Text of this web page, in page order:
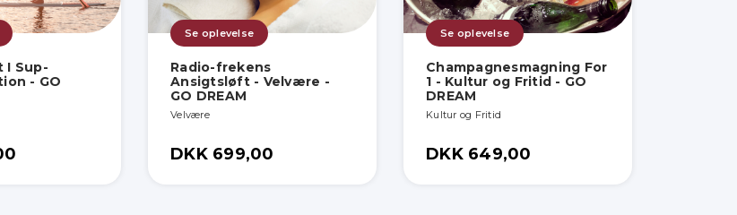
I Sup-
- GO
Se oplevelse
Radio-frekens
Ansigtsløft - Velvære -
GO DREAM
Velvære
DKK 699,00
Se oplevelse
Champagnesmagning For
1 - Kultur og Fritid - GO
DREAM
Kultur og Fritid
DKK 649,00